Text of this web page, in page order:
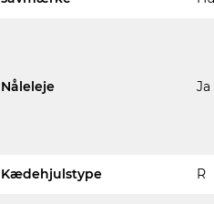
Nåleleje Ja
Kædehjulstype R